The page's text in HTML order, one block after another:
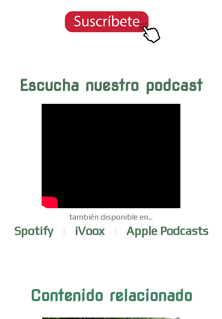
Escucha nuestro podcast
también disponible en...
Spotify | iVoox | Apple Podcasts
Contenido relacionado